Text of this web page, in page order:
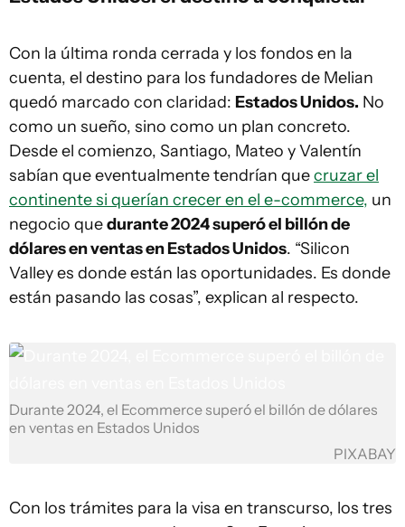
Con la última ronda cerrada y los fondos en la
cuenta, el destino para los fundadores de Melian
quedó marcado con claridad: Estados Unidos. No
como un sueño, sino como un plan concreto.
Desde el comienzo, Santiago, Mateo y Valentín
sabían que eventualmente tendrían quecruzar el
continente si querían crecer en el e-commerce, un
negocio quedurante 2024 superó el billón de
dólares en ventas en Estados Unidos. “Silicon
Valley es donde están las oportunidades. Es donde
están pasando las cosas”, explican al respecto.
Durante 2024, el Ecommerce superó el billón de dólares
en ventas en Estados Unidos
PIXABAY
Con los trámites para la visa en transcurso, los tres